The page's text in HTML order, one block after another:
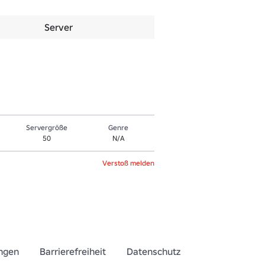
Server
Servergröße
50
Genre
N/A
Verstoß melden
Barrierefreiheit Datenschutz